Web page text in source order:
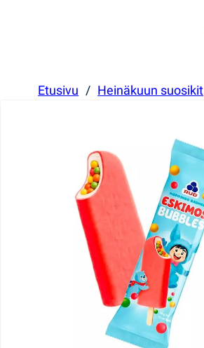
Etusivu / Heinäkuun suosikit